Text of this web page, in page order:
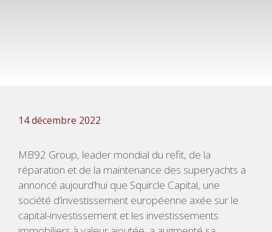
14 décembre 2022
MB92 Group, leader mondial du refit, de la
réparation et de la maintenance des superyachts a
annoncé aujourd’hui que Squircle Capital, une
société d’investissement européenne axée sur le
capital-investissement et les investissements